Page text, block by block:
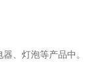
、灯泡等产品中。